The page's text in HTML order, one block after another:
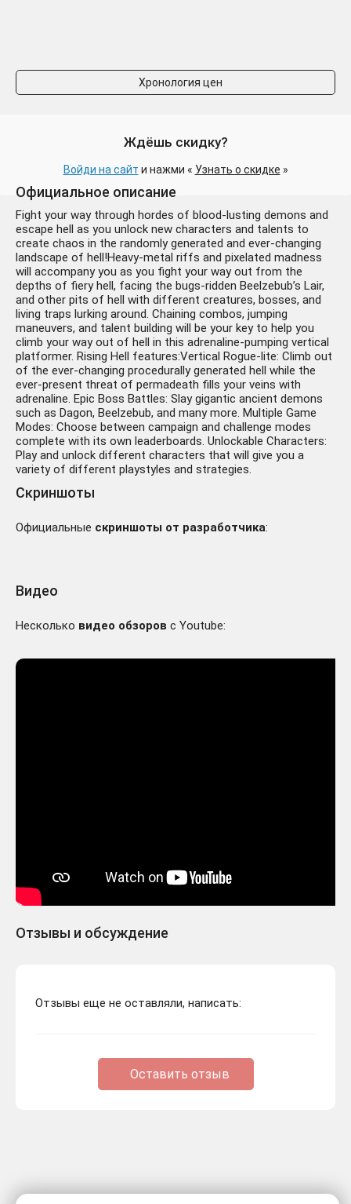
Хронология цен
Ждёшь скидку?
Войди на сайт и нажми « Узнать о скидке »
Официальное описание
Fight your way through hordes of blood-lusting demons and
escape hell as you unlock new characters and talents to
create chaos in the randomly generated and ever-changing
landscape of hell!Heavy-metal riffs and pixelated madness
will accompany you as you fight your way out from the
depths of fiery hell, facing the bugs-ridden Beelzebub’s Lair,
and other pits of hell with different creatures, bosses, and
living traps lurking around. Chaining combos, jumping
maneuvers, and talent building will be your key to help you
climb your way out of hell in this adrenaline-pumping vertical
platformer. Rising Hell features:Vertical Rogue-lite: Climb out
of the ever-changing procedurally generated hell while the
ever-present threat of permadeath fills your veins with
adrenaline. Epic Boss Battles: Slay gigantic ancient demons
such as Dagon, Beelzebub, and many more. Multiple Game
Modes: Choose between campaign and challenge modes
complete with its own leaderboards. Unlockable Characters:
Play and unlock different characters that will give you a
variety of different playstyles and strategies.
Скриншоты
Официальные скриншоты от разработчика:
Видео
Несколько видео обзоров с Youtube:
Отзывы и обсуждение
Отзывы еще не оставляли, написать:
Оставить отзыв